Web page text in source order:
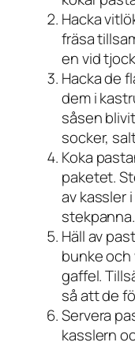
Hacka
fräsa
en vid
Hacka de
dem i
såsen
socker,
Koka
paketet.
av kassler
stekpanna.
Häll av
bunke och
gaffel.
så att de
Servera
kasslern